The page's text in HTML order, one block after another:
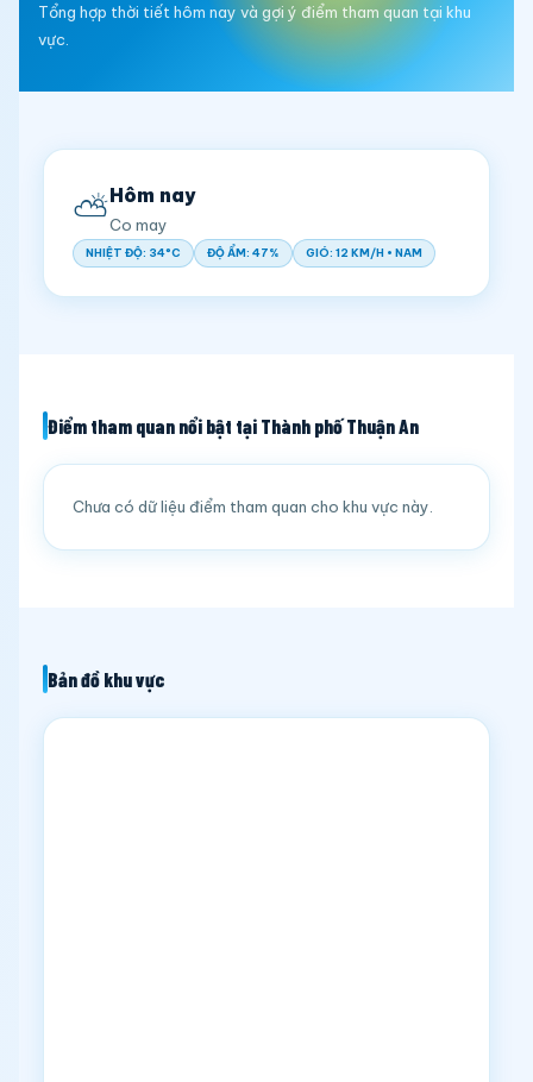
Tổng hợp thời tiết hôm nay và gợi ý điểm tham quan tại khu
vực.
⛅Hôm nay
Co may
NHIỆT ĐỘ: 34°C ĐỘ ẨM: 47% GIÓ: 12 KM/H • NAM
Điểm tham quan nổi bật tại Thành phố Thuận An
Chưa có dữ liệu điểm tham quan cho khu vực này.
Bản đồ khu vực